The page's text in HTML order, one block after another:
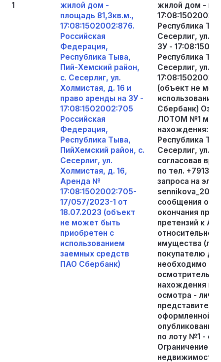
1
жилой дом -
площадь 81,3кв.м.,
17:08:1502002:876.
Российская
Федерация,
Республика Тыва,
Пий-Хемский район,
с. Сесерлиг, ул.
Холмистая, д. 16 и
право аренды на ЗУ -
17:08:1502002:705
Российская
Федерация,
Республика Тыва,
ПийХемский район, с.
Сесерлиг, ул.
Холмистая, д. 16,
Аренда №
17:08:1502002:705-
17/057/2023-1 от
18.07.2023 (объект
не может быть
приобретен с
использованием
заемных средств
ПАО Сбербанк)
жилой дом -
Республика
Сесерлиг, ул.
ЗУ -
Республика
Сесерлиг, ул.
(объект не
Сбербанк)
ЛОТОМ №1
нахождения:
Республика
Сесерлиг, ул.
согласовав
по тел.
запроса на
сообщения о
окончания
претензий к
относительно
имущества
покупателю
необходимо
нахождения
осмотра -
оформленной
опубликования
по лоту №1 -
Ограничение
недвижимости